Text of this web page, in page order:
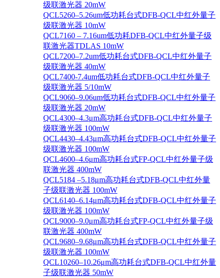
级联激光器 20mW
QCL5260–5.26um低功耗台式DFB-QCL中红外量子
级联激光器 10mW
QCL7160 – 7.16um低功耗DFB-QCL中红外量子级
联激光器TDLAS 10mW
QCL7200–7.2um低功耗台式DFB-QCL中红外量子
级联激光器 40mW
QCL7400-7.4um低功耗台式DFB-QCL中红外量子
级联激光器 5/10mW
QCL9060–9.06um低功耗台式DFB-QCL中红外量子
级联激光器 20mW
QCL4300–4.3μm高功耗台式DFB-QCL中红外量子
级联激光器 100mW
QCL4430–4.43μm高功耗台式DFB-QCL中红外量子
级联激光器 100mW
QCL4600–4.6μm高功耗台式FP-QCL中红外量子级
联激光器 400mW
QCL5184 –5.18μm高功耗台式DFB-QCL中红外量
子级联激光器 100mW
QCL6140–6.14μm高功耗台式DFB-QCL中红外量子
级联激光器 100mW
QCL9000–9.0μm高功耗台式FP-QCL中红外量子级
联激光器 400mW
QCL9680–9.68μm高功耗台式DFB-QCL中红外量子
级联激光器 100mW
QCL10260–10.26μm高功耗台式DFB-QCL中红外量
子级联激光器 50mW